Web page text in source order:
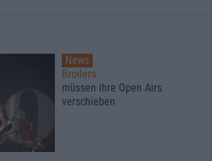
News
Broilers
müssen ihre Open Airs
verschieben